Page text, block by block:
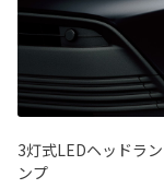
3灯式LEDヘッドラ
ンプ